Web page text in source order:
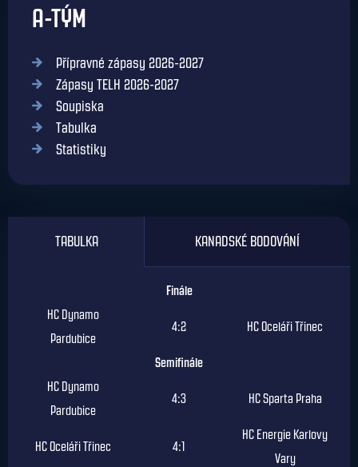
A-TÝM
Přípravné zápasy 2026-2027
Zápasy TELH 2026-2027
Soupiska
Tabulka
Statistiky
TABULKA KANADSKÉ BODOVÁNÍ
Finále
HC Dynamo
Pardubice
4:2 HC Oceláři Třinec
Semifinále
HC Dynamo
Pardubice
4:3 HC Sparta Praha
HC Oceláři Třinec 4:1
HC Energie Karlovy
Vary